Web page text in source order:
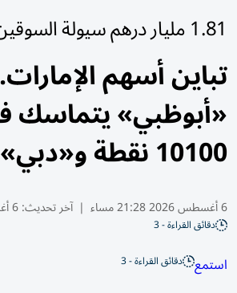
1.81 مليار درهم سيولة السوقين
تباين أسهم
«أبوظبي» يتماسك
10100 نقطة و«دبي» يتراجع
6 أغسطس 2026 21:28 مساء | آخر تحديث:6 أغسطس 21:29 2026
دقائق القراءة - 3
استمع دقائق القراءة - 3